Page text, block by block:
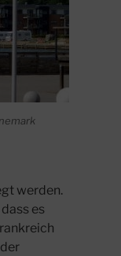
werden.
es